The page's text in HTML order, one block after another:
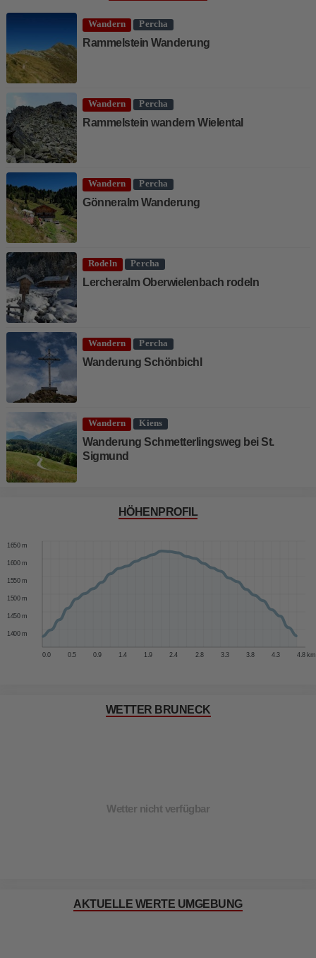
Wandern Percha
Rammelstein Wanderung
Wandern Percha
Rammelstein wandern Wielental
Wandern Percha
Gönneralm Wanderung
Rodeln Percha
Lercheralm Oberwielenbach rodeln
Wandern Percha
Wanderung Schönbichl
Wandern Kiens
Wanderung Schmetterlingsweg bei St.
Sigmund
HÖHENPROFIL
0.0 0.5 0.9 1.4 1.9 2.4 2.8 3.3 3.8 4.3 4.8 km
1400 m
1450 m
1500 m
1550 m
1600 m
1650 m
WETTER BRUNECK
Wetter nicht verfügbar
AKTUELLE WERTE UMGEBUNG